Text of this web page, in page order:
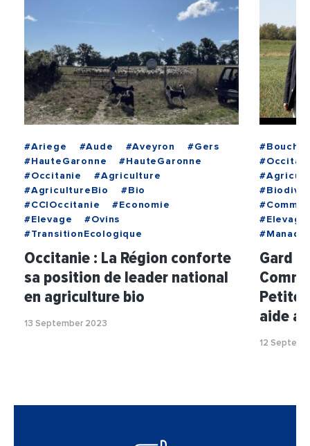
#Ariege #Aude #Aveyron
#Gers
#HauteGaronne
#HauteGaronne
#Occitanie
#Agriculture
#AgricultureBio
#Bio
#CCIOccitanie
#Economie
#Elevage
#Ovins
#TransitionEcologique
Occitanie : La Région conforte
sa position de leader national
en agriculture bio
13 September 2023
#Elevage
#Manade
Gard :
Petite
aide
12